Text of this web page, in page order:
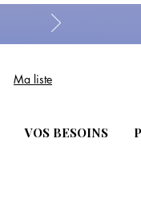
Ma liste
VOS BESOINS